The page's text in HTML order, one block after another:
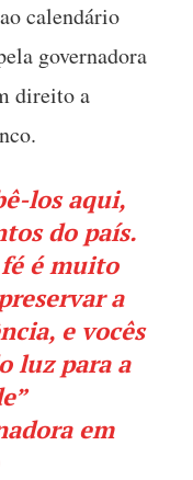
calendário
governadora
direito a
los aqui,
do país.
é muito
a
e vocês
luz para a
em